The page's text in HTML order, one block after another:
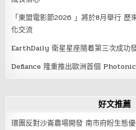
「東盟電影節2026 」將於8月舉行 歷
化交流
EarthDaily 衛星星座隨着第三次成功
Defiance 隆重推出歐洲首個
好文推薦
環團反對沙崙農場開發 南市府盼生態